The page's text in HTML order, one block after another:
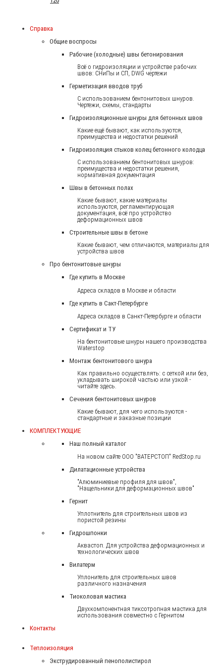
Справка
Общие воспросы
Рабочие (холодные) швы бетонирования
Всё о гидроизоляции и устройстве рабочих
швов: СНиПы и СП, DWG чертежи
Герметизация вводов труб
С использованием бентонитовых шнуров.
Чертежи, схемы, стандарты
Гидроизоляционные шнуры для бетонных швов
Какие ещё бывают, как используются,
преимущества и недостатки решений
Гидроизоляция стыков колец бетонного колодца
С использованием бентонитовых шнуров:
преимущества и недостатки решения,
нормативная документация
Швы в бетонных полах
Какие бывают, какие материалы
используются, регламентирующая
документация, всё про устройство
деформационных швов
Строительные швы в бетоне
Какие бывают, чем отличаются, материалы для
устройства швов
Про бентонитовые шнуры
Где купить в Москве
Адреса складов в Москве и области
Где купить в Сакт-Петербурге
Адреса складов в Санкт-Петербурге и области
Сертификат и ТУ
На бентонитовые шнуры нашего производства
Waterstop
Монтаж бентонитового шнура
Как правильно осуществлять: с сеткой или без,
укладывать широкой частью или узкой -
читайте здесь.
Сечения бентонитовых шнуров
Какие бывают, для чего используются -
стандартные и заказные позиции
КОМПЛЕКТУЮЩИЕ
Наш полный каталог
На новом сайте ООО "ВАТЕРСТОП" RedStop.ru
Дилатационные устройства
"Алюминиевые профиля для швов",
"Нащельники для деформационных швов"
Гернит
Уплотнитель для строительных швов из
пористой резины
Гидрошпонки
Аквастоп. Для устройства деформационных и
технологических швов
Вилатерм
Уплонитель для строительных швов
различного назначения
Тиоколовая мастика
Двухкомпонентная тиксотропная мастика для
использования совместно с Гернитом
Контакты
Теплоизоляция
Экструдированный пенополистирол